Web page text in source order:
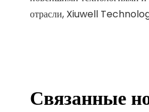
отрасли, Xiuwell
Связанные